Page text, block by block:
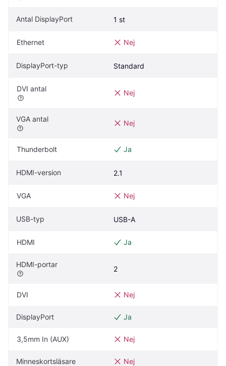
Antal DisplayPort 1 st
Ethernet Nej
DisplayPort-typ Standard
DVI antal Nej
VGA antal Nej
Thunderbolt Ja
HDMI-version 2.1
VGA Nej
USB-typ USB-A
HDMI Ja
HDMI-portar
2
DVI Nej
DisplayPort Ja
3,5mm In (AUX) Nej
Minneskortsläsare Nej